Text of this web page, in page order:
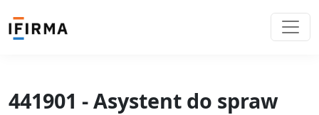
441901 - Asystent do spraw